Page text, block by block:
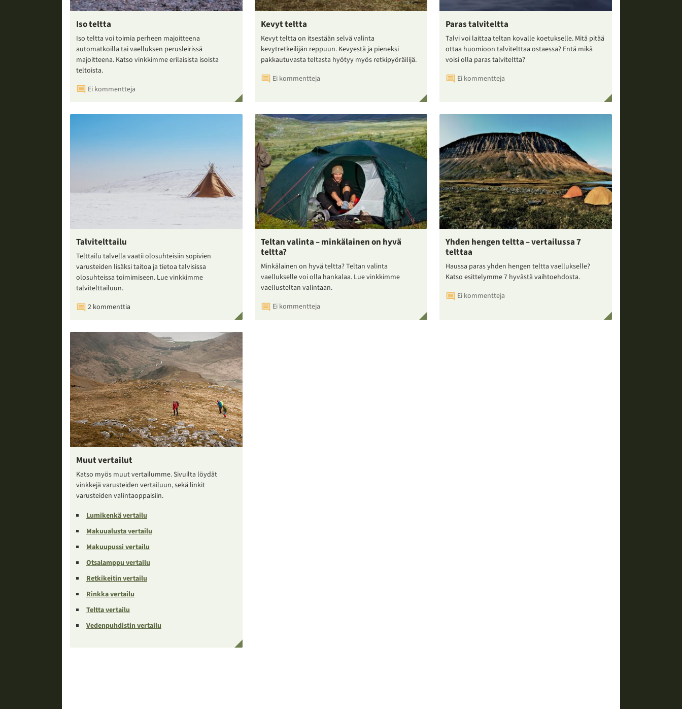
Iso teltta
Iso teltta voi toimia perheen majoitteena
automatkoilla tai vaelluksen perusleirissä
majoitteena. Katso vinkkimme erilaisista isoista
teltoista.
Ei kommentteja
Kevyt teltta
Kevyt teltta on itsestään selvä valinta
kevytretkeilijän reppuun. Kevyestä ja pieneksi
pakkautuvasta teltasta hyötyy myös retkipyöräilijä.
Ei kommentteja
Paras talviteltta
Talvi voi laittaa teltan kovalle koetukselle. Mitä pitää
ottaa huomioon talvitelttaa ostaessa? Entä mikä
voisi olla paras talviteltta?
Ei kommentteja
Talvitelttailu
Telttailu talvella vaatii olosuhteisiin sopivien
varusteiden lisäksi taitoa ja tietoa talvisissa
olosuhteissa toimimiseen. Lue vinkkimme
talvitelttailuun.
2 kommenttia
Teltan valinta – minkälainen on hyvä
teltta?
Minkälainen on hyvä teltta? Teltan valinta
vaellukselle voi olla hankalaa. Lue vinkkimme
vaellusteltan valintaan.
Ei kommentteja
Yhden hengen teltta – vertailussa 7
telttaa
Haussa paras yhden hengen teltta vaellukselle?
Katso esittelymme 7 hyvästä vaihtoehdosta.
Ei kommentteja
Muut vertailut
Katso myös muut vertailumme. Sivuilta löydät
vinkkejä varusteiden vertailuun, sekä linkit
varusteiden valintaoppaisiin.
Lumikenkä vertailu
Makuualusta vertailu
Makuupussi vertailu
Otsalamppu vertailu
Retkikeitin vertailu
Rinkka vertailu
Teltta vertailu
Vedenpuhdistin vertailu